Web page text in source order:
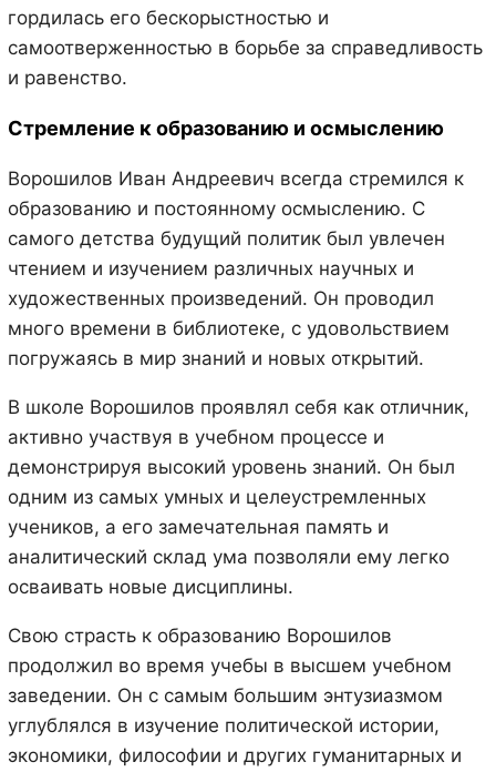
гордилась его бескорыстностью и
самоотверженностью в борьбе за справедливость
и равенство.
Стремление к образованию и осмыслению
Ворошилов Иван Андреевич всегда стремился к
образованию и постоянному осмыслению. С
самого детства будущий политик был увлечен
чтением и изучением различных научных и
художественных произведений. Он проводил
много времени в библиотеке, с удовольствием
погружаясь в мир знаний и новых открытий.
В школе Ворошилов проявлял себя как отличник,
активно участвуя в учебном процессе и
демонстрируя высокий уровень знаний. Он был
одним из самых умных и целеустремленных
учеников, а его замечательная память и
аналитический склад ума позволяли ему легко
осваивать новые дисциплины.
Свою страсть к образованию Ворошилов
продолжил во время учебы в высшем учебном
заведении. Он с самым большим энтузиазмом
углублялся в изучение политической истории,
экономики, философии и других гуманитарных и